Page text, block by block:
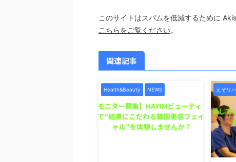
このサイトはスパムを低減するために
こちらをご覧ください。
関連記事
Health&Beauty NEWS えぞリ